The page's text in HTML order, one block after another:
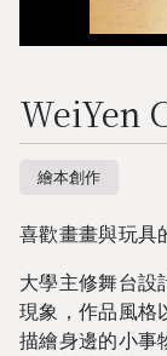
WeiYen
繪本創作
喜歡畫畫與玩具
大學主修舞台設
現象，作品風格
描繪身邊的小事